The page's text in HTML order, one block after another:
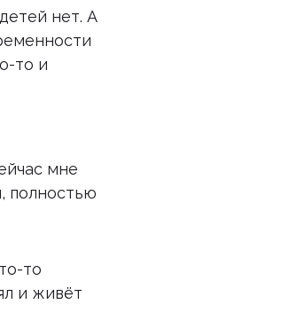
нет. А
то и
мне
полностью
то
и живёт